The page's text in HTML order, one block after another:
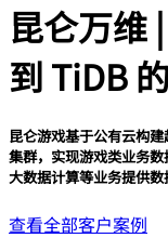
昆仑万维
到 TiDB
昆仑游戏基于公有云构
集群，实现游戏类业务
大数据计算等业务提供数
查看全部客户案例